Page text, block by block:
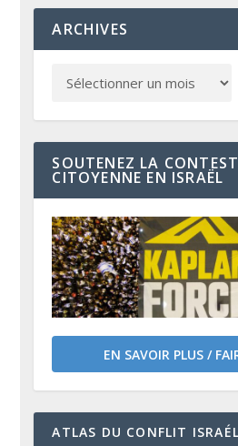
ARCHIVES
SOUTENEZ LA
CITOYENNE EN ISRAËL
EN SAVOIR PLUS /
ATLAS DU CONFLIT